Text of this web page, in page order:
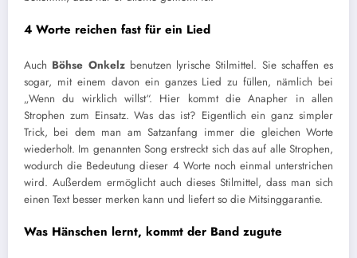
4 Worte reichen fast für ein Lied
Auch Böhse Onkelz benutzen lyrische Stilmittel. Sie schaffen es
sogar, mit einem davon ein ganzes Lied zu füllen, nämlich bei
„Wenn du wirklich willst“. Hier kommt die Anapher in allen
Strophen zum Einsatz. Was das ist? Eigentlich ein ganz simpler
Trick, bei dem man am Satzanfang immer die gleichen Worte
wiederholt. Im genannten Song erstreckt sich das auf alle Strophen,
wodurch die Bedeutung dieser 4 Worte noch einmal unterstrichen
wird. Außerdem ermöglicht auch dieses Stilmittel, dass man sich
einen Text besser merken kann und liefert so die Mitsinggarantie.
Was Hänschen lernt, kommt der Band zugute